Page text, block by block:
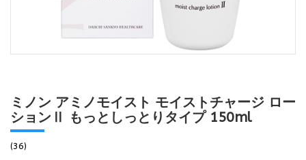
ミノン アミノモイスト モイストチャージ ロー
ションⅡ もっとしっとりタイプ 150ml
(36)